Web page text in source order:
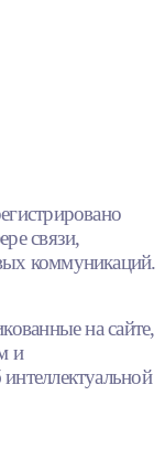
связи,
коммуникаций.
на сайте,
и